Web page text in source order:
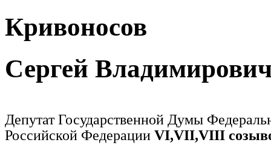
Кривоносов
Сергей
Депутат Государственной Думы
Российской Федерации VI,VII,VIII